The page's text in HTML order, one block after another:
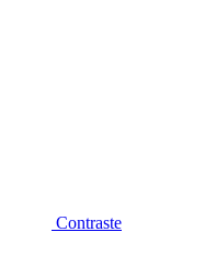
Contraste